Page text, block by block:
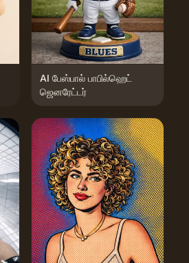
AI பேஸ்பால் பாபில்ஹெட்
ஜெனரேட்டர்